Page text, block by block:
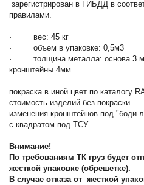
зарегистрирован в ГИБДД в
правилами.
· вес: 45 кг
· объем в упаковке: 0,5м3
· толщина металла: основа 3
кронштейны 4мм
покраска в иной цвет по
стоимость изделий без
изменения кронштейнов под
с квадратом под
Внимание!
По требованиям ТК груз будет
жесткой упаковке (обрешетке).
В случае отказа от жесткой